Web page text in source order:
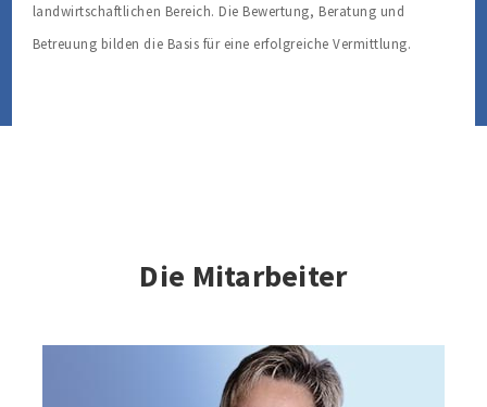
landwirtschaftlichen Bereich. Die Bewertung, Beratung und
Betreuung bilden die Basis für eine erfolgreiche Vermittlung.
Die Mitarbeiter